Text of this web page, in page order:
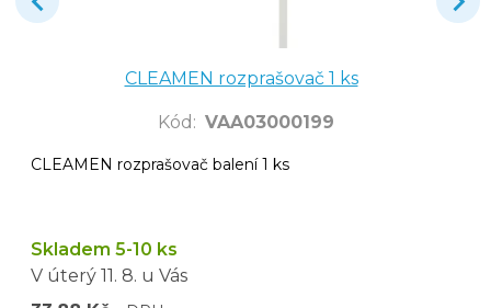
CLEAMEN rozprašovač 1 ks
Kód : VAA03000199
CLEAMEN rozprašovač balení 1 ks
Skladem 5-10 ks
V úterý 11. 8. u Vás